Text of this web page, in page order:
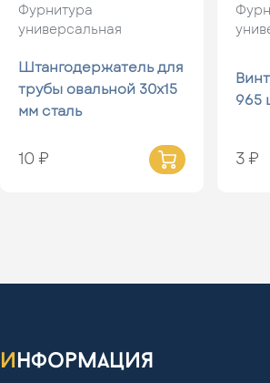
Фурнитура
универсальная
Штангодержатель для
трубы овальной 30х15
мм сталь
10 ₽
965
3 ₽
информация